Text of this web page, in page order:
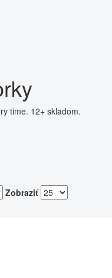
time. 12+ skladom.
Zobraziť